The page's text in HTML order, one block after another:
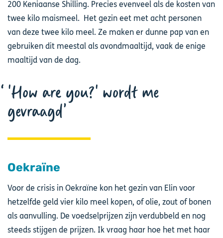
200 Keniaanse Shilling. Precies evenveel als de kosten van
twee kilo maismeel. Het gezin eet met acht personen
van deze twee kilo meel. Ze maken er dunne pap van en
gebruiken dit meestal als avondmaaltijd, vaak de enige
maaltijd van de dag.
'How are you?' wordt me
gevraagd
Oekraïne
Voor de crisis in Oekraïne kon het gezin van Elin voor
hetzelfde geld vier kilo meel kopen, of olie, zout of bonen
als aanvulling. De voedselprijzen zijn verdubbeld en nog
steeds stijgen de prijzen. Ik vraag haar hoe het met haar